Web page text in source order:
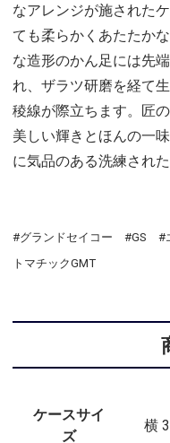
なアレンジが施された
ても柔らかくあたたか
な造形のかん足には先
れ、ザラツ研磨を経て
稜線が際立ちます。匠
美しい輝きとほんの一
に気品のある洗練され
#グランドセイコー #GS #
トマチックGMT
ケースサイ
ズ
横